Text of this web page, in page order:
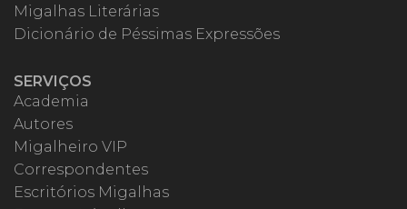
Migalhas Literárias
Dicionário de Péssimas Expressões
SERVIÇOS
Academia
Autores
Migalheiro VIP
Correspondentes
Escritórios Migalhas